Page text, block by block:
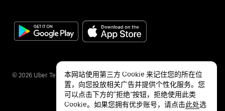
© 2026 Uber Technologies Inc.
本网站使用第三方 Cookie 来记住您的所在位
置，向您投放相关广告并提供个性化服务。您
可以点击下方的“拒绝”按钮，拒绝使用此类
Cookie。如果您拥有优步账号，请点击此处选